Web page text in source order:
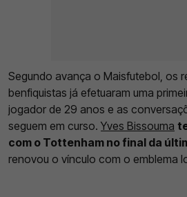
Segundo avança o Maisfutebol, os
benfiquistas já efetuaram uma
jogador de 29 anos e as
seguem em curso. Yves Bissouma
com o Tottenham no final da
renovou o vínculo com o emblema